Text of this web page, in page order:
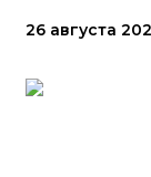
26 августа